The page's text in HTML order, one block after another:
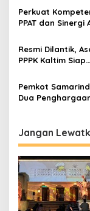
Perkuat
PPAT dan Sinergi
Bimtek Ujian PPAT
Resmi Dilantik,
PPPK Kaltim Siap
Karier Hingga
Kontrak ke Pusat
Pemkot
Dua
Jangan